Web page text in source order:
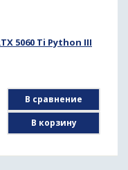
5060 Ti Python III
В сравнение
В корзину